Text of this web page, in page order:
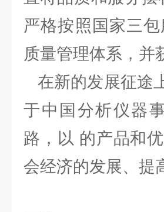
严格按照国家三
质量管理体系，并
在新的发展征途
于中国分析仪器
路，以 的产品和
会经济的发展、提